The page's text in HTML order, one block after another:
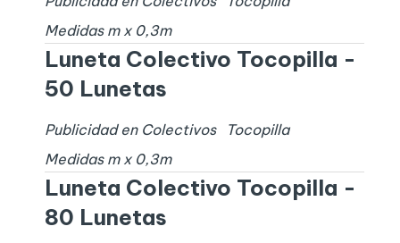
Medidas m x 0,3m
Luneta Colectivo Tocopilla -
50 Lunetas
Publicidad en Colectivos
Tocopilla
Medidas m x 0,3m
Luneta Colectivo Tocopilla -
80 Lunetas